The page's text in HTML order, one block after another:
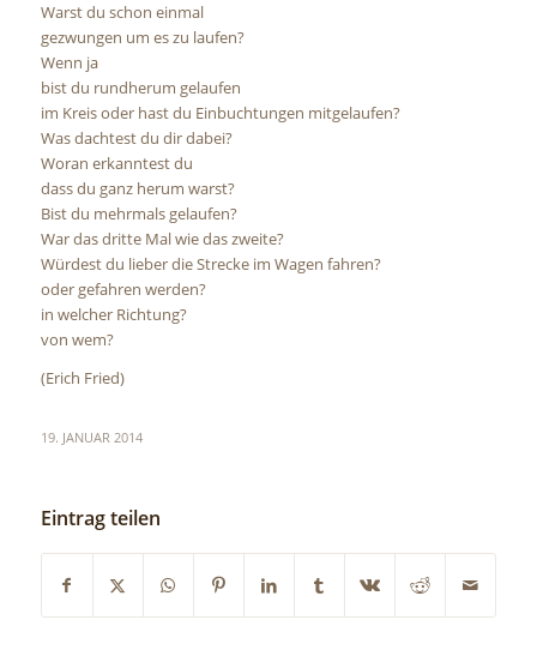
Warst du schon einmal
gezwungen um es zu laufen?
Wenn ja
bist du rundherum gelaufen
im Kreis oder hast du Einbuchtungen mitgelaufen?
Was dachtest du dir dabei?
Woran erkanntest du
dass du ganz herum warst?
Bist du mehrmals gelaufen?
War das dritte Mal wie das zweite?
Würdest du lieber die Strecke im Wagen fahren?
oder gefahren werden?
in welcher Richtung?
von wem?
(Erich Fried)
19. JANUAR 2014
Eintrag teilen